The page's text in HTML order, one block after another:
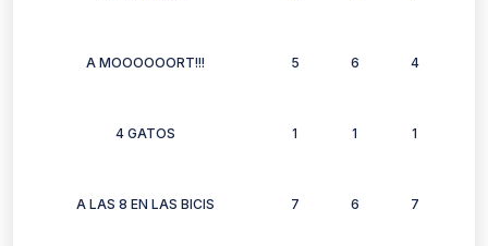
A MOOOOOORT!!! 5 6 4
4 GATOS 1 1 1
A LAS 8 EN LAS BICIS 7 6 7